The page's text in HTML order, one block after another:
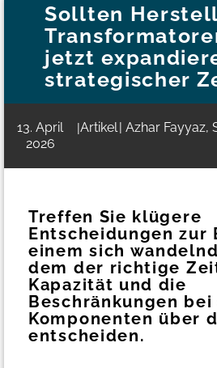
Sollten
jetzt
strategischer
13. April
2026
|Artikel | Azhar Fayyaz,
Treffen Sie klügere
Entscheidungen zur
einem sich
dem der richtige
Kapazität und die
Beschränkungen bei
Komponenten über
entscheiden.